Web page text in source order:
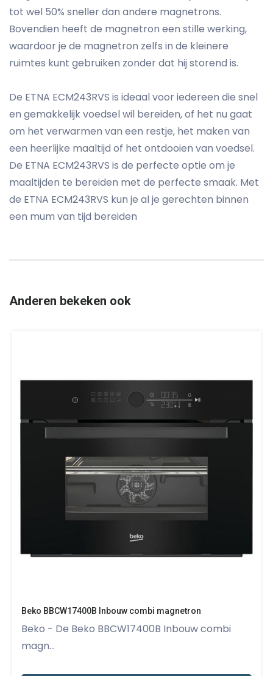
tot wel 50% sneller dan andere magnetrons.
Bovendien heeft de magnetron een stille werking,
waardoor je de magnetron zelfs in de kleinere
ruimtes kunt gebruiken zonder dat hij storend is.
De ETNA ECM243RVS is ideaal voor iedereen die snel
en gemakkelijk voedsel wil bereiden, of het nu gaat
om het verwarmen van een restje, het maken van
een heerlijke maaltijd of het ontdooien van voedsel.
De ETNA ECM243RVS is de perfecte optie om je
maaltijden te bereiden met de perfecte smaak. Met
de ETNA ECM243RVS kun je al je gerechten binnen
een mum van tijd bereiden
Anderen bekeken ook
Beko BBCW17400B Inbouw combi magnetron
Beko - De Beko BBCW17400B Inbouw combi
magn...